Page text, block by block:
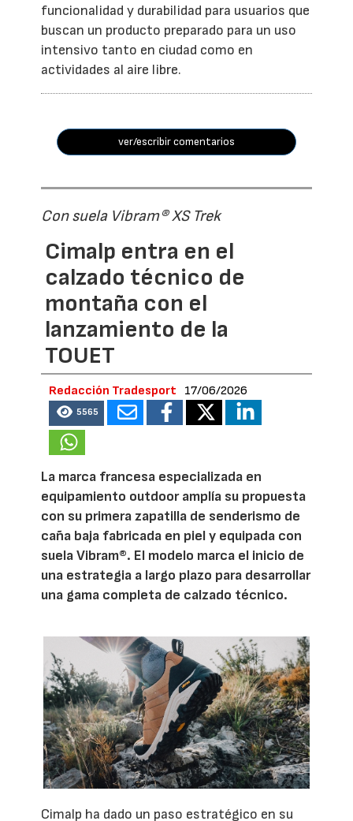
funcionalidad y durabilidad para usuarios que
buscan un producto preparado para un uso
intensivo tanto en ciudad como en
actividades al aire libre.
ver/escribir comentarios
Con suela Vibram® XS Trek
Cimalp entra en el
calzado técnico de
montaña con el
lanzamiento de la
TOUET
Redacción Tradesport 17/06/2026
5565
La marca francesa especializada en
equipamiento outdoor amplía su propuesta
con su primera zapatilla de senderismo de
caña baja fabricada en piel y equipada con
suela Vibram®. El modelo marca el inicio de
una estrategia a largo plazo para desarrollar
una gama completa de calzado técnico.
Cimalp ha dado un paso estratégico en su